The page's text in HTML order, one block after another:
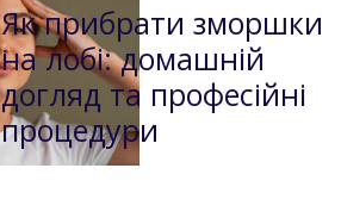
Як прибрати зморшки
на лобі: домашній
догляд та професійні
процедури